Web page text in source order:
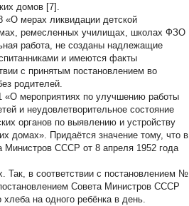
домов [7].
мерах ликвидации детской
ремесленных училищах, школах ФЗО
работа, не созданы надлежащие
и имеются факты
с принятым постановлением во
родителей.
«О мероприятиях по улучшению работы
и неудовлетворительное состояние
органов по выявлению и устройству
домах». Придаётся значение тому, что в
Министров СССР от 8 апреля 1952 года
Так, в соответствии с постановлением №
Совета Министров СССР
на одного ребёнка в день.